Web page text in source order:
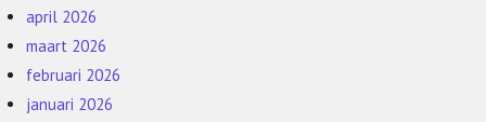
april 2026
maart 2026
februari 2026
januari 2026